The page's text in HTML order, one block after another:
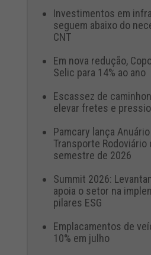
Investimentos em
seguem abaixo do
CNT
Em nova redução,
Selic para 14% ao ano
Escassez de
elevar fretes e
Pamcary lança
Transporte Rodoviário
semestre de 2026
Summit 2026:
apoia o setor na
pilares ESG
Emplacamentos de
10% em julho